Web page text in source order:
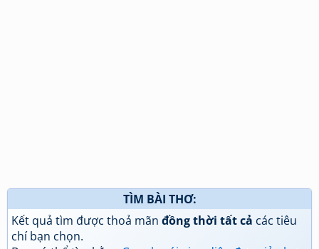
TÌM BÀI THƠ:
Kết quả tìm được thoả mãn đồng thời tất cả các tiêu
chí bạn chọn.